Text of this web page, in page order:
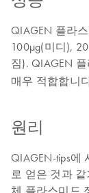
QIAGEN 플라
100µg(미디),
짐). QIAGEN
매우 적합합니
원리
QIAGEN-tips에
로 얻은 것과